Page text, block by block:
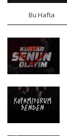
Bu Hafta